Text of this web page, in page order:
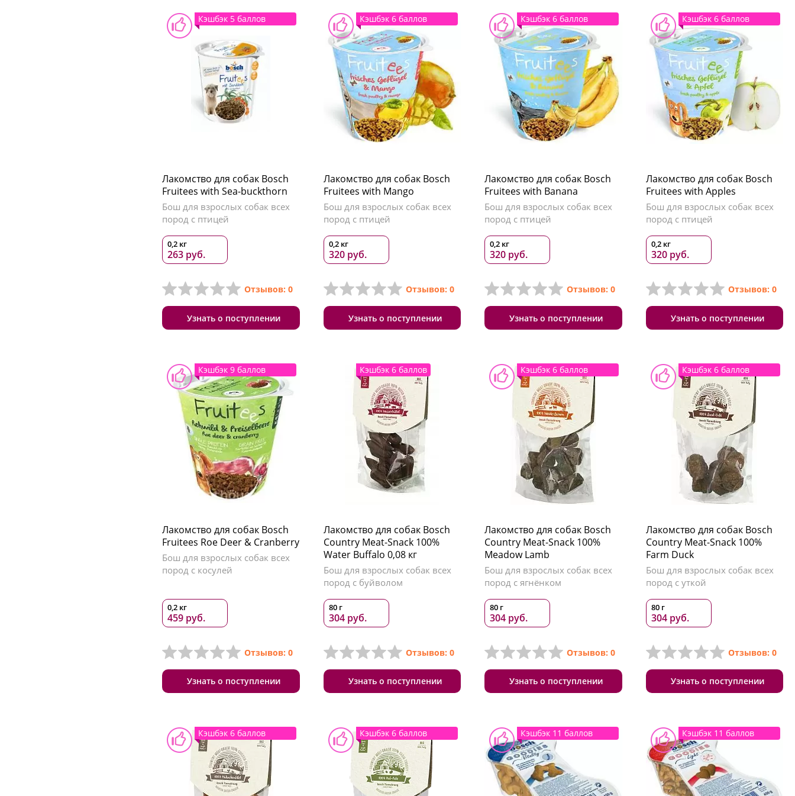
Кэшбэк 5 баллов
Лакомство для собак Bosch
Fruitees with Sea-buckthorn
Бош для взрослых собак всех
пород с птицей
0,2 кг
263 руб.
Отзывов: 0
Узнать о поступлении
Кэшбэк 6 баллов
Лакомство для собак Bosch
Fruitees with Mango
Бош для взрослых собак всех
пород с птицей
0,2 кг
320 руб.
Отзывов: 0
Узнать о поступлении
Кэшбэк 6 баллов
Лакомство для собак Bosch
Fruitees with Banana
Бош для взрослых собак всех
пород с птицей
0,2 кг
320 руб.
Отзывов: 0
Узнать о поступлении
Кэшбэк 6 баллов
Лакомство для собак Bosch
Fruitees with Apples
Бош для взрослых собак всех
пород с птицей
0,2 кг
320 руб.
Отзывов: 0
Узнать о поступлении
Кэшбэк 9 баллов
Лакомство для собак Bosch
Fruitees Roe Deer & Cranberry
Бош для взрослых собак всех
пород с косулей
0,2 кг
459 руб.
Отзывов: 0
Узнать о поступлении
Кэшбэк 6 баллов
Лакомство для собак Bosch
Country Meat-Snack 100%
Water Buffalo 0,08 кг
Бош для взрослых собак всех
пород с буйволом
80 г
304 руб.
Отзывов: 0
Узнать о поступлении
Кэшбэк 6 баллов
Лакомство для собак Bosch
Country Meat-Snack 100%
Meadow Lamb
Бош для взрослых собак всех
пород с ягнёнком
80 г
304 руб.
Отзывов: 0
Узнать о поступлении
Кэшбэк 6 баллов
Лакомство для собак Bosch
Country Meat-Snack 100%
Farm Duck
Бош для взрослых собак всех
пород с уткой
80 г
304 руб.
Отзывов: 0
Узнать о поступлении
Кэшбэк 6 баллов Кэшбэк 6 баллов Кэшбэк 11 баллов Кэшбэк 11 баллов